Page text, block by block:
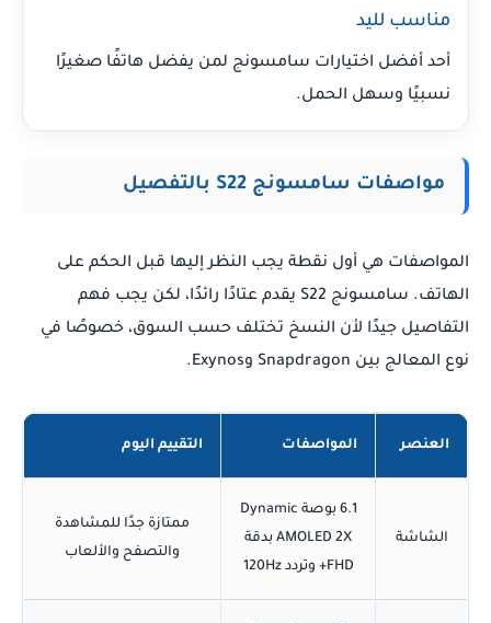
مناسب لليد
أحد أفضل اختيارات سامسونج لمن يفضل هاتفًا صغيرًا
نسبيًا وسهل الحمل.
مواصفات سامسونج S22 بالتفصيل
المواصفات هي أول نقطة يجب النظر إليها قبل الحكم على
الهاتف. سامسونج S22 يقدم عتادًا رائدًا، لكن يجب فهم
التفاصيل جيدًا لأن النسخ تختلف حسب السوق، خصوصًا في
نوع المعالج بين Snapdragon وExynos.
العنصر المواصفات التقييم اليوم
الشاشة
6.1 بوصة Dynamic
AMOLED 2X بدقة
FHD+ وتردد 120Hz
ممتازة جدًا للمشاهدة
والتصفح والألعاب